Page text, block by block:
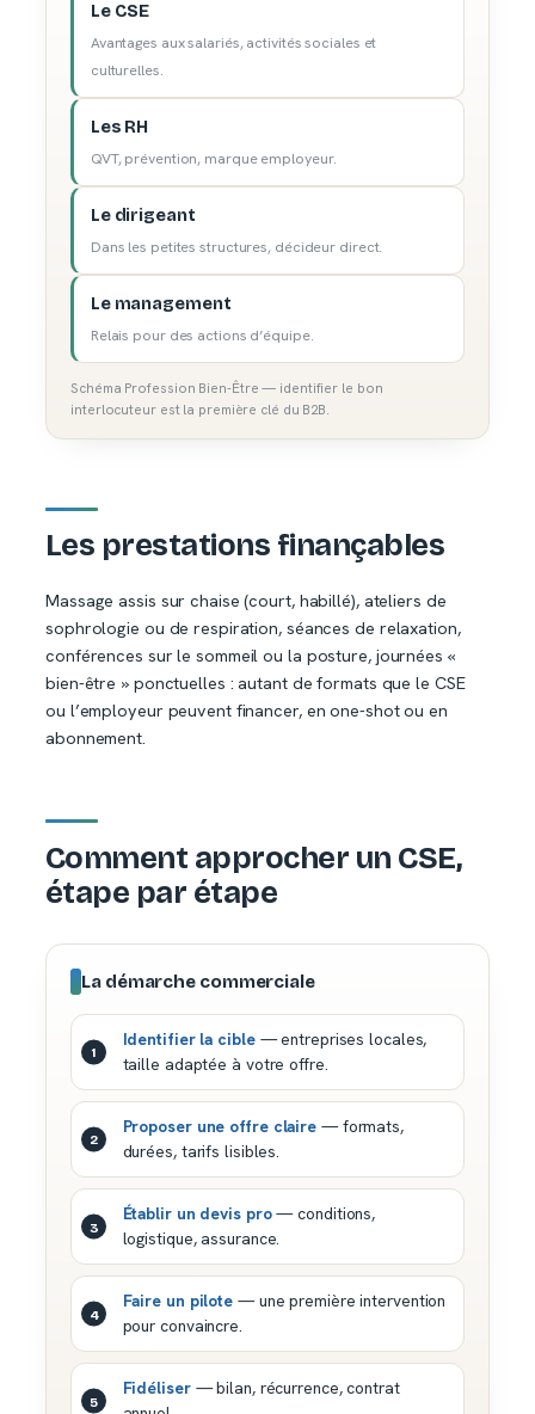
Le CSE
Avantages aux salariés, activités sociales et
culturelles.
Les RH
QVT, prévention, marque employeur.
Le dirigeant
Dans les petites structures, décideur direct.
Le management
Relais pour des actions d’équipe.
Schéma Profession Bien-Être — identifier le bon
interlocuteur est la première clé du B2B.
Les prestations finançables
Massage assis sur chaise (court, habillé), ateliers de
sophrologie ou de respiration, séances de relaxation,
conférences sur le sommeil ou la posture, journées «
bien-être » ponctuelles : autant de formats que le CSE
ou l’employeur peuvent financer, en one-shot ou en
abonnement.
Comment approcher un CSE,
étape par étape
La démarche commerciale
Identifier la cible— entreprises locales,
taille adaptée à votre offre.
Proposer une offre claire — formats,
durées, tarifs lisibles.
Établir un devis pro— conditions,
logistique, assurance.
Faire un pilote — une première intervention
pour convaincre.
Fidéliser— bilan, récurrence, contrat